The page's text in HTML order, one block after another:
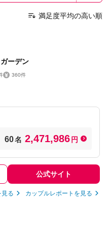
満足度平均の高い順
ーデン
360件
60名 2,471,986 円
公式サイト
見る カップルレポートを見る